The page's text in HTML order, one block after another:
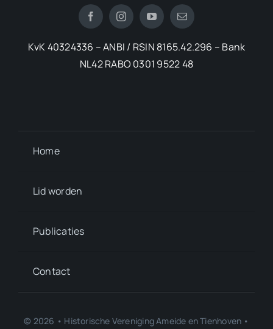
KvK 40324336 – ANBI / RSIN 8165.42.296 – Bank
NL42 RABO 0301 9522 48
Home
Lid worden
Publicaties
Contact
© 2026 • Historische Vereniging Ameide en Tienhoven •